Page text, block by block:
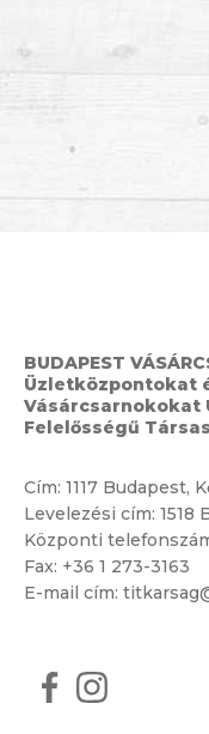
BUDAPEST
Üzletközpontokat
Vásárcsarnokokat
Felelősségű
Cím: 1117 Budapest,
Levelezési cím: 1518
Központi
Fax: +36 1 273-3163
E-mail cím: